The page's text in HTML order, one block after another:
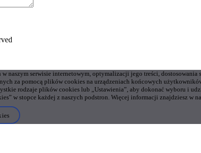
naszym serwisie internetowym, optymalizacji jego treści,
za pomocą plików cookies na urządzeniach końcowych
rodzaje plików cookies lub „Ustawienia”, aby dokonać wyboru i
w stopce każdej z naszych podstron. Więcej informacji znajdziesz w